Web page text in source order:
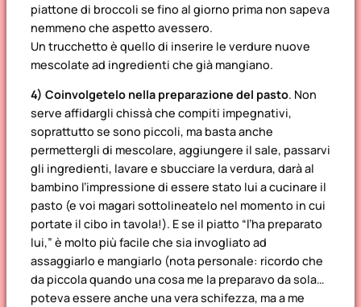
piattone di broccoli se fino al giorno prima non sapeva
nemmeno che aspetto avessero.
Un trucchetto è quello di inserire le verdure nuove
mescolate ad ingredienti che già mangiano.
4) Coinvolgetelo nella preparazione del pasto. Non
serve affidargli chissà che compiti impegnativi,
soprattutto se sono piccoli, ma basta anche
permettergli di mescolare, aggiungere il sale, passarvi
gli ingredienti, lavare e sbucciare la verdura, darà al
bambino l’impressione di essere stato lui a cucinare il
pasto (e voi magari sottolineatelo nel momento in cui
portate il cibo in tavola!). E se il piatto “l’ha preparato
lui,” è molto più facile che sia invogliato ad
assaggiarlo e mangiarlo (nota personale: ricordo che
da piccola quando una cosa me la preparavo da sola…
poteva essere anche una vera schifezza, ma a me